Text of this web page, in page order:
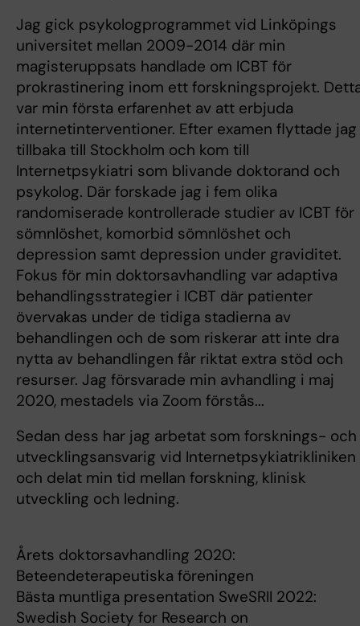
Jag gick psykologprogrammet vid Linköpings
universitet mellan 2009-2014 där min
magisteruppsats handlade om ICBT för
prokrastinering inom ett forskningsprojekt.
var min första erfarenhet av att erbjuda
internetinterventioner. Efter examen flyttade jag
tillbaka till Stockholm och kom till
Internetpsykiatri som blivande doktorand och
psykolog. Där forskade jag i fem olika
randomiserade kontrollerade studier av ICBT för
sömnlöshet, komorbid sömnlöshet och
depression samt depression under graviditet.
Fokus för min doktorsavhandling var adaptiva
behandlingsstrategier i ICBT där patienter
övervakas under de tidiga stadierna av
behandlingen och de som riskerar att inte dra
nytta av behandlingen får riktat extra stöd och
resurser. Jag försvarade min avhandling i maj
2020, mestadels via Zoom förstås...
Sedan dess har jag arbetat som forsknings- och
utvecklingsansvarig vid Internetpsykiatrikliniken
och delat min tid mellan forskning, klinisk
utveckling och ledning.
Årets doktorsavhandling 2020:
Beteendeterapeutiska föreningen
Bästa muntliga presentation SweSRII 2022:
Swedish Society for Research on